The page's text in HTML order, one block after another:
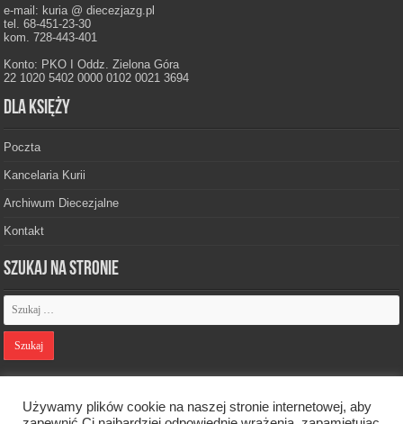
e-mail: kuria @ diecezjazg.pl
tel. 68-451-23-30
kom. 728-443-401
Konto: PKO I Oddz. Zielona Góra
22 1020 5402 0000 0102 0021 3694
Dla księży
Poczta
Kancelaria Kurii
Archiwum Diecezjalne
Kontakt
Szukaj na stronie
Używamy plików cookie na naszej stronie internetowej, aby